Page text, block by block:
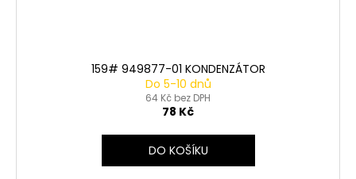
159# 949877-01 KONDENZÁTOR
Do 5-10 dnů
64 Kč bez DPH
78 Kč
DO KOŠÍKU